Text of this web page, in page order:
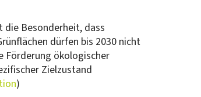
Besonderheit, dass
dürfen bis 2030 nicht
Förderung ökologischer
Zielzustand
)